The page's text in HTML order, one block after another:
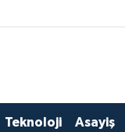
Teknoloji Asayiş